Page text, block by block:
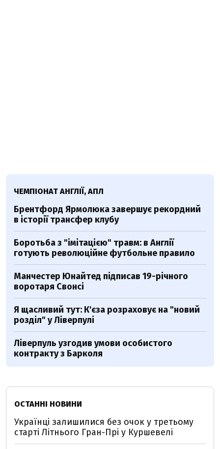
ЧЕМПІОНАТ АНГЛІЇ, АПЛ
Брентфорд Ярмолюка завершує рекордний
в історії трансфер клубу
Боротьба з "імітацією" травм: в Англії
готують революційне футбольне правило
Манчестер Юнайтед підписав 19-річного
воротаря Свонсі
Я щасливий тут: К'єза розраховує на "новий
розділ" у Ліверпулі
Ліверпуль узгодив умови особистого
контракту з Барколя
ОСТАННІ НОВИНИ
Українці залишилися без очок у третьому
старті Літнього Гран-Прі у Куршевелі